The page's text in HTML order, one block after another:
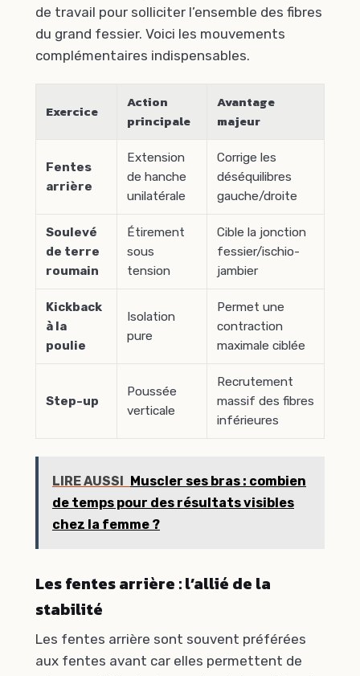
de travail pour solliciter l’ensemble des fibres
du grand fessier. Voici les mouvements
complémentaires indispensables.
Exercice
Action
principale
Avantage
majeur
Fentes
arrière
Extension
de hanche
unilatérale
Corrige les
déséquilibres
gauche/droite
Soulevé
de terre
roumain
Étirement
sous
tension
Cible la jonction
fessier/ischio-
jambier
Kickback
à la
poulie
Isolation
pure
Permet une
contraction
maximale ciblée
Step-up
Poussée
verticale
Recrutement
massif des fibres
inférieures
LIRE AUSSI Muscler ses bras : combien
de temps pour des résultats visibles
chez la femme ?
Les fentes arrière : l’allié de la
stabilité
Les fentes arrière sont souvent préférées
aux fentes avant car elles permettent de